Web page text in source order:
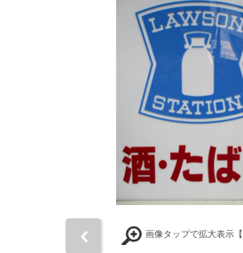
画像タップで拡大表示【